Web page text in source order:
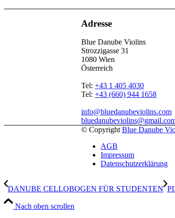
Adresse
Blue Danube Violins
Strozzigasse 31
1080 Wien
Österreich
Tel: +43 1 405 4030
Tel: +43 (660) 944 1658
info@bluedanubeviolins.com
© Copyright Blue Danube
AGB
Impressum
Datenschutzerklärung
DANUBE CELLOBOGEN FÜR STUDENTEN
Nach oben scrollen